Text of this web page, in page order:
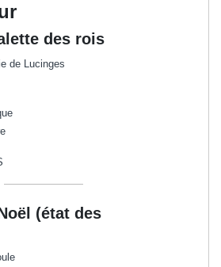
des rois
de Lucinges
(état des